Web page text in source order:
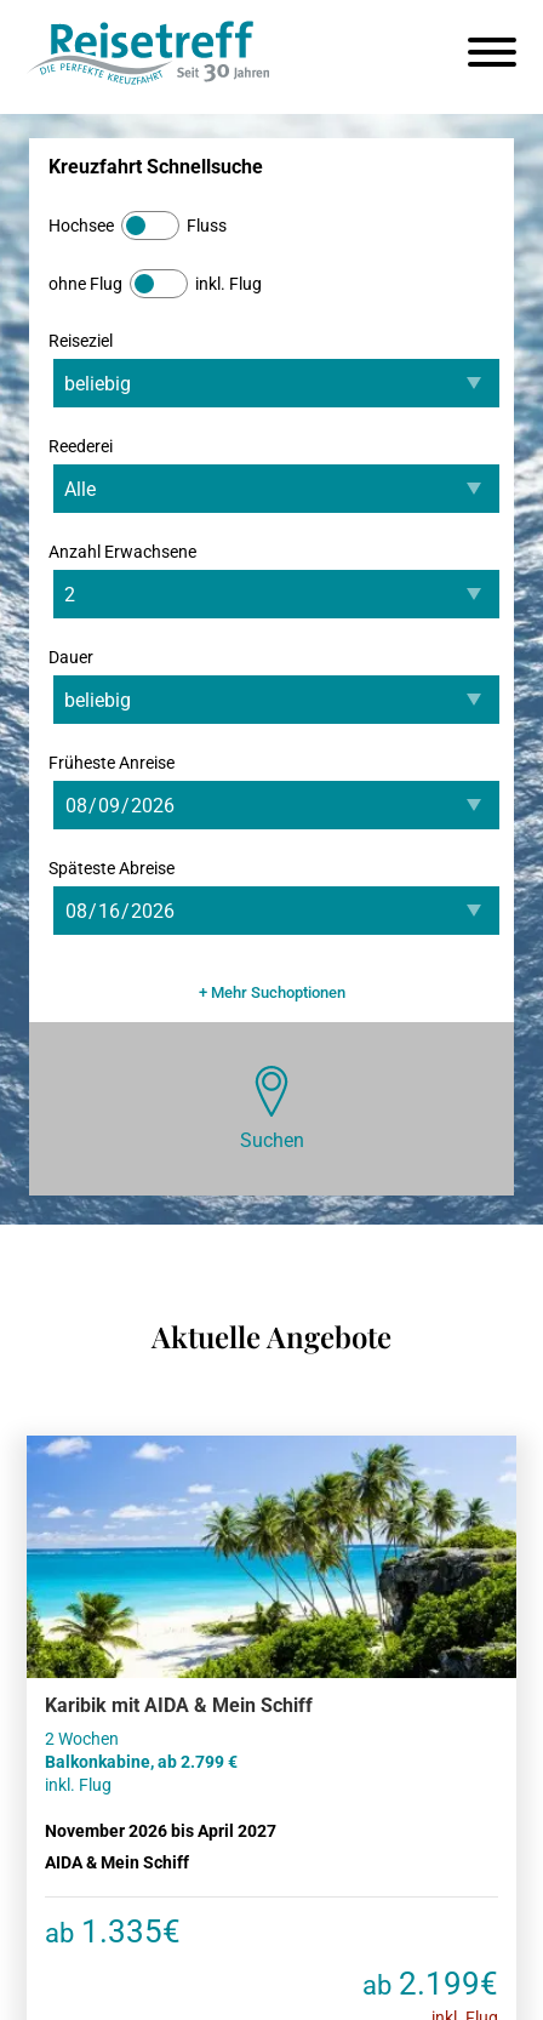
Kreuzfahrt Schnellsuche
Hochsee Fluss
ohne Flug inkl. Flug
Reiseziel
Reederei
Anzahl Erwachsene
Dauer
Früheste Anreise
Späteste Abreise
+ Mehr Suchoptionen
Suchen
Aktuelle Angebote
Karibik mit AIDA & Mein Schiff
Balkonkabine, ab 2.799
inkl. Flug
November 2026 bis April 2027
AIDA & Mein Schiff
ab 1.335€
ab2.199€